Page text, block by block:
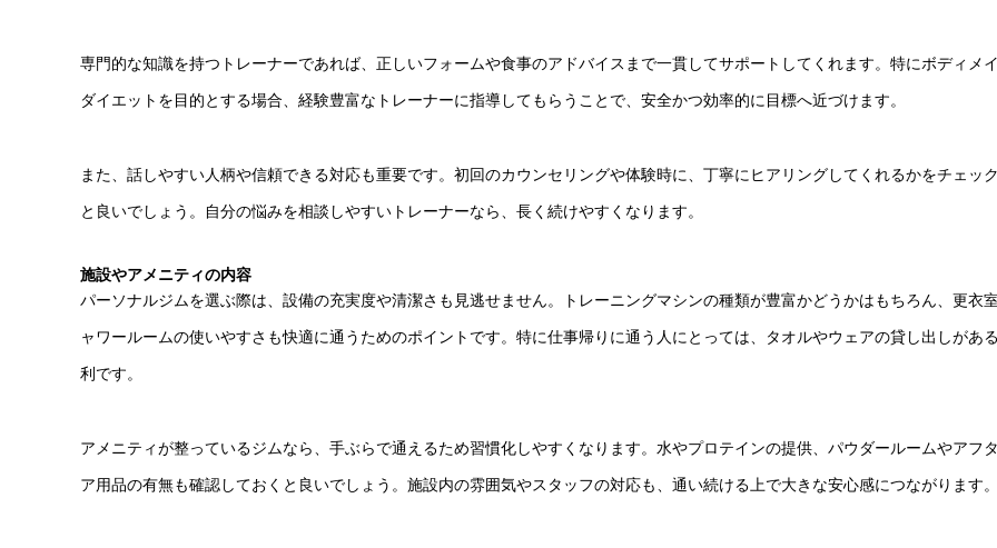
専門的な知識を持つトレーナーであれば、正しいフォームや食事のアドバイスまで一貫してサポートしてくれます。特にボディメ
ダイエットを目的とする場合、経験豊富なトレーナーに指導してもらうことで、安全かつ効率的に目標へ近づけます。
また、話しやすい人柄や信頼できる対応も重要です。初回のカウンセリングや体験時に、丁寧にヒアリングしてくれるかをチェッ
と良いでしょう。自分の悩みを相談しやすいトレーナーなら、長く続けやすくなります。
施設やアメニティの内容
パーソナルジムを選ぶ際は、設備の充実度や清潔さも見逃せません。トレーニングマシンの種類が豊富かどうかはもちろん、更衣
ャワールームの使いやすさも快適に通うためのポイントです。特に仕事帰りに通う人にとっては、タオルやウェアの貸し出しがあ
利です。
アメニティが整っているジムなら、手ぶらで通えるため習慣化しやすくなります。水やプロテインの提供、パウダールームやアフ
ア用品の有無も確認しておくと良いでしょう。施設内の雰囲気やスタッフの対応も、通い続ける上で大きな安心感につながります。